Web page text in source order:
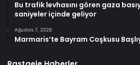
Bu trafik levhasını gören gaza
saniyeler içinde geliyor
Ağustos 7, 2026
Marmaris’te Bayram Coşkusu